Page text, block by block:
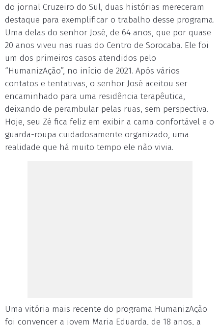
do jornal Cruzeiro do Sul, duas histórias mereceram
destaque para exemplificar o trabalho desse programa.
Uma delas do senhor José, de 64 anos, que por quase
20 anos viveu nas ruas do Centro de Sorocaba. Ele foi
um dos primeiros casos atendidos pelo
“HumanizAção”, no início de 2021. Após vários
contatos e tentativas, o senhor José aceitou ser
encaminhado para uma residência terapêutica,
deixando de perambular pelas ruas, sem perspectiva.
Hoje, seu Zé fica feliz em exibir a cama confortável e o
guarda-roupa cuidadosamente organizado, uma
realidade que há muito tempo ele não vivia.
Uma vitória mais recente do programa HumanizAção
foi convencer a jovem Maria Eduarda, de 18 anos, a